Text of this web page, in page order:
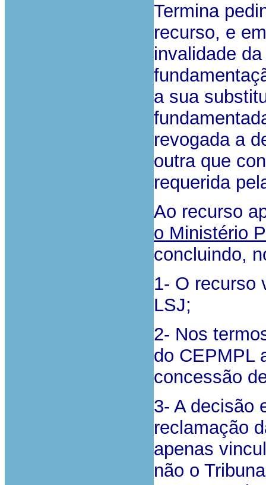
Termina
recurso, e
invalidade
a sua
revogada a
outra que
requerida
Ao recurso
o Ministério
concluindo,
1- O recurso
LSJ;
2- Nos
do CEPMPL
concessão
3- A decisão
reclamação
apenas
não o